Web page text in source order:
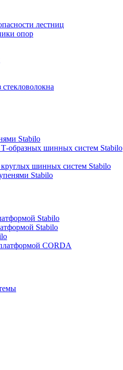
лестниц
опор
Stabilo
Т-образных шинных систем Stabilo
круглых шинных систем Stabilo
Stabilo
Stabilo
Stabilo
CORDA